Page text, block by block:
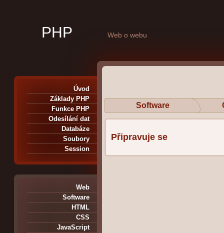
PHP Web o webu
Software
Připravuje se
Úvod
Základy PHP
Funkce PHP
Odesílání dat
Databáze
Soubory
Session
Web
Software
HTML
CSS
JavaScript